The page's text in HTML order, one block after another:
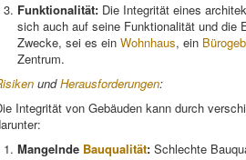
Funktionalität: Die Integrität eines
sich auch auf seine Funktionalität und die
Zwecke, sei es ein Wohnhaus, ein
Zentrum.
undHerausforderungen:
Integrität von Gebäuden kann durch
Mangelnde Bauqualität: Schlechte